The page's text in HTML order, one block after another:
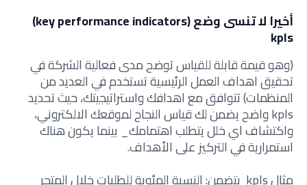
أخيرا لا تنسى وضع (key performance indicators)
kpls
(وهو قيمة قابلة للقياس توضح مدى فعالية الشركة في
تحقيق اهداف العمل الرئيسية تستخدم في العديد من
المنظمات) تتوافق مع اهدافك واستراتيجيتك، حيث تحديد
kpls واضح يضمن لك قياس النجاح لموقعك الالكتروني،
واكتشاف اي خلل يتطلب اهتمامك_ بينما يكون هناك
استمرارية في التركيز على الأهداف.
مثال kpls يتضمن: النسبة المئوية للطلبات خلال المتجر